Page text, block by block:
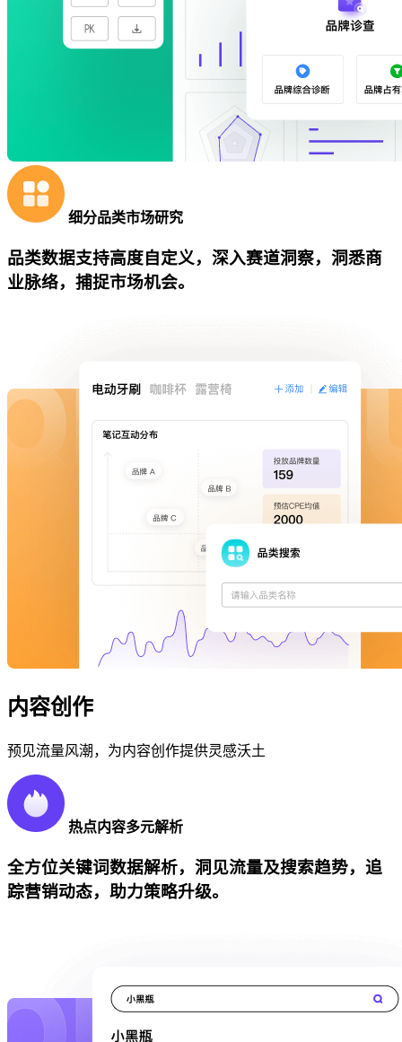
细分品类市场研究
品类数据支持高度自定义，深入赛道洞察，洞悉商
业脉络，捕捉市场机会。
内容创作
预见流量风潮，为内容创作提供灵感沃土
热点内容多元解析
全方位关键词数据解析，洞见流量及搜索趋势，追
踪营销动态，助力策略升级。